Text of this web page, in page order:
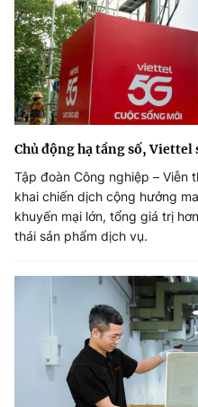
Chủ động hạ tầng số, Viettel
Tập đoàn Công nghiệp – Viễn
khai chiến dịch cộng hưởng
khuyến mại lớn, tổng giá trị
thái sản phẩm dịch vụ.